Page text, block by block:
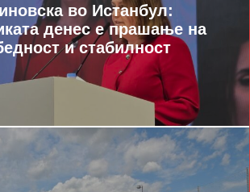
во Истанбул:
денес е прашање на
и стабилност